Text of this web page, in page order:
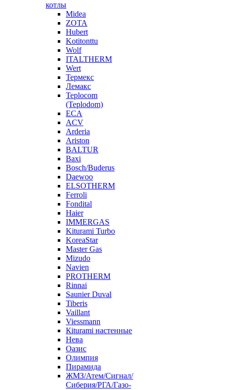
котлы
Midea
ZOTA
Hubert
Kotitonttu
Wolf
ITALTHERM
Wert
Термекс
Лемакс
Teplocom
(Teplodom)
ECA
ACV
Arderia
Ariston
BALTUR
Baxi
Bosch/Buderus
Daewoo
ELSOTHERM
Ferroli
Fondital
Haier
IMMERGAS
Kiturami Turbo
KoreaStar
Master Gas
Mizudo
Navien
PROTHERM
Rinnai
Saunier Duval
Tiberis
Vaillant
Viessmann
Кiturami настенные
Нева
Оазис
Олимпия
Пирамида
ЖМЗ/Атем/Сигнал/
Сиберия/РГА/Газо-